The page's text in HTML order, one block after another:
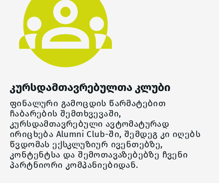
კურსდამთავრებულთა კლუბი
ფინალური გამოცდის წარმატებით
ჩაბარების შემთხვევაში,
კურსდამთავრებული ავტომატურად
ირიცხება Alumni Club-ში, შემდეგ კი იღებს
წვდომას ექსკლუზიურ ივენთებზე,
კონტენტსა და შემოთავაზებებზე ჩვენი
პარტნიორი კომპანიებიდან.